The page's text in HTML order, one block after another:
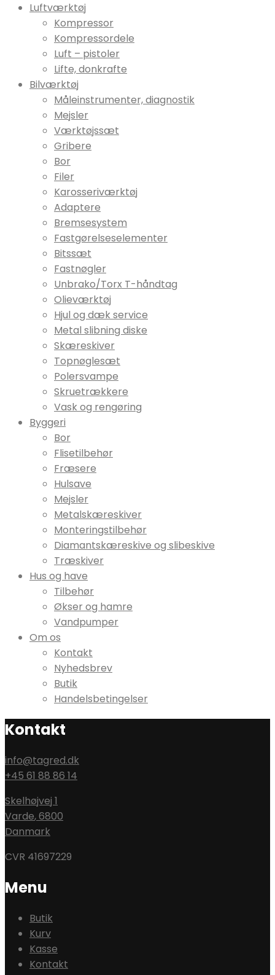
Luftværktøj
Kompressor
Kompressordele
Luft – pistoler
Lifte, donkrafte
Bilværktøj
Måleinstrumenter, diagnostik
Mejsler
Værktøjssæt
Gribere
Bor
Filer
Karosseriværktøj
Adaptere
Bremsesystem
Fastgørelseselementer
Bitssæt
Fastnøgler
Unbrako/Torx T-håndtag
Olieværktøj
Hjul og dæk service
Metal slibning diske
Skæreskiver
Topnøglesæt
Polersvampe
Skruetrækkere
Vask og rengøring
Byggeri
Bor
Flisetilbehør
Fræsere
Hulsave
Mejsler
Metalskæreskiver
Monteringstilbehør
Diamantskæreskive og slibeskive
Træskiver
Hus og have
Tilbehør
Økser og hamre
Vandpumper
Om os
Kontakt
Nyhedsbrev
Butik
Handelsbetingelser
Kontakt
info@tagred.dk
+45 61 88 86 14
Skelhøjvej 1
Varde,6800
Danmark
CVR 41697229
Menu
Butik
Kurv
Kasse
Kontakt